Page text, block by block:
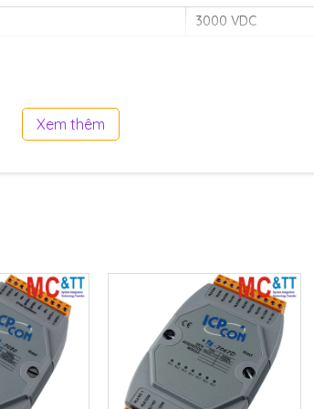
3000 VDC
±4 kV to Power
±4 kV Contact for each Terminal
Xem thêm